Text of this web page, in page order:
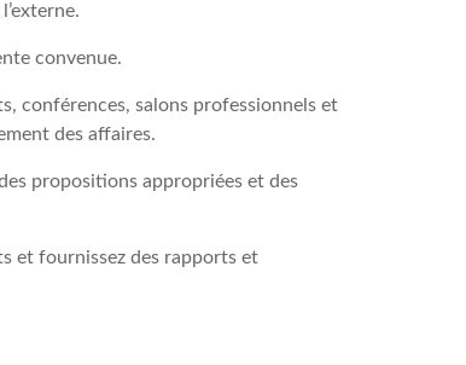
convenue.
conférences, salons professionnels et
des affaires.
propositions appropriées et des
et fournissez des rapports et